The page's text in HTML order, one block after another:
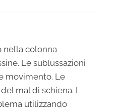
nella colonna
Le sublussazioni
movimento. Le
mal di schiena. I
utilizzando